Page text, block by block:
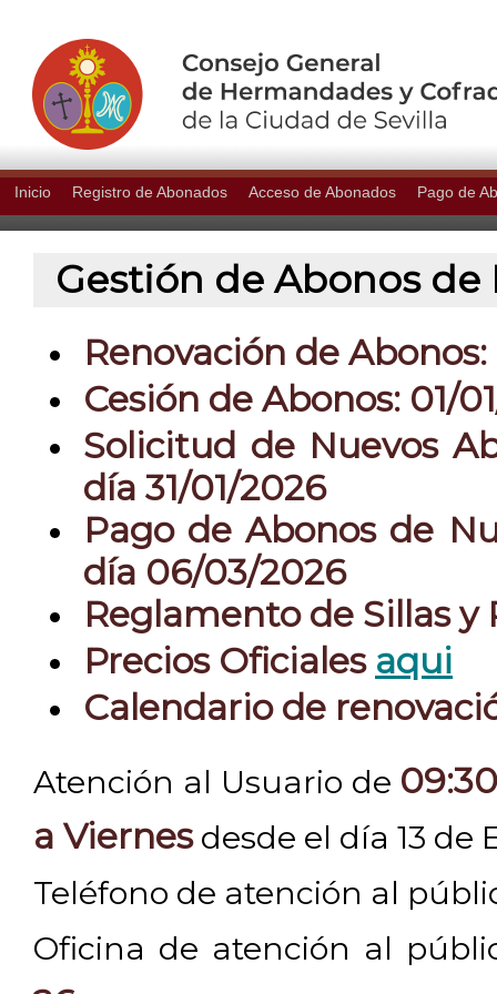
Inicio Registro de Abonados Acceso de Abonados Pago de
Gestión de Abonos de
Renovación de
Cesión de Abonos: 01/
Solicitud de Nuevos
día 31/01/2026
Pago de Abonos de
día 06/03/2026
Reglamento de Sillas y
Precios Oficiales aqui
Calendario de
Atención al Usuario de
a Viernesdesde el día 13 de
Teléfono de atención al
Oficina de atención al